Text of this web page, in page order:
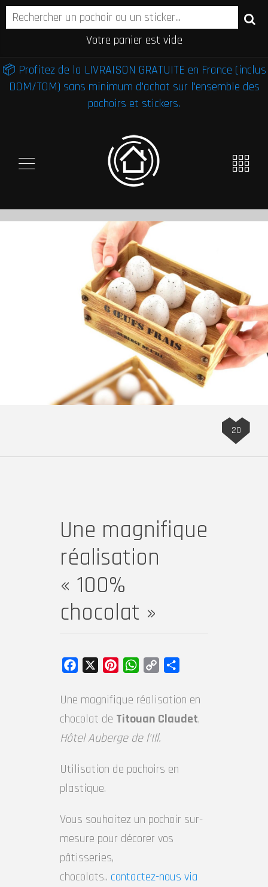
Votre panier est vide
📦 Profitez de la LIVRAISON GRATUITE en France (inclus
DOM/TOM) sans minimum d'achat sur l'ensemble des
pochoirs et stickers.
20
Une magnifique
réalisation
« 100%
chocolat »
Facebook PinterestWhatsApp
Copy
Une magnifique réalisation en
chocolat de Titouan Claudet,
Hôtel Auberge de l’Ill.
Utilisation de pochoirs en
plastique.
Vous souhaitez un pochoir sur-
mesure pour décorer vos
pâtisseries,
chocolats.. contactez-nous via